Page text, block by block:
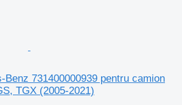
731400000939 pentru camion
TGX (2005-2021)